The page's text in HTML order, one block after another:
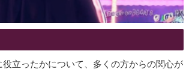
立ったかについて、多くの方からの関心が